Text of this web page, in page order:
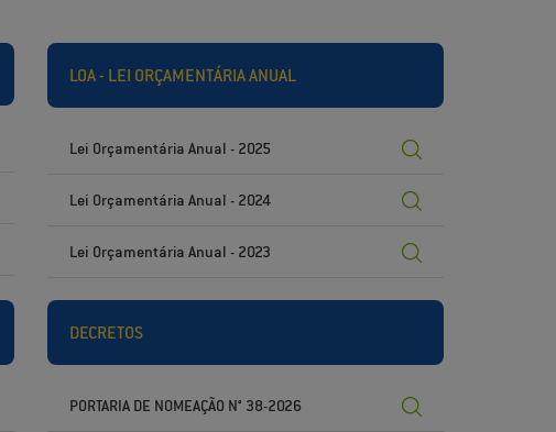
LOA - LEI ORÇAMENTÁRIA ANUAL
Lei Orçamentária Anual - 2025
Lei Orçamentária Anual - 2024
Lei Orçamentária Anual - 2023
DECRETOS
PORTARIA DE NOMEAÇÃO N° 38-2026